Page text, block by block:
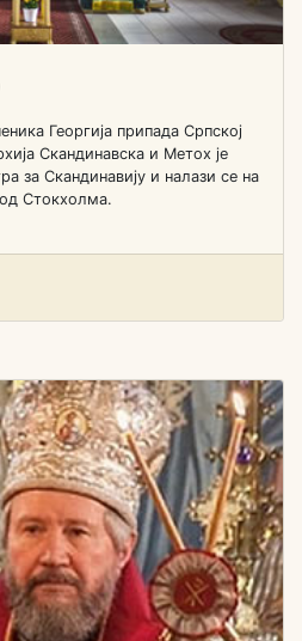
Георгија припада Српској
Скандинавска и Метох је
за Скандинавију и налази се на
Стокхолма.